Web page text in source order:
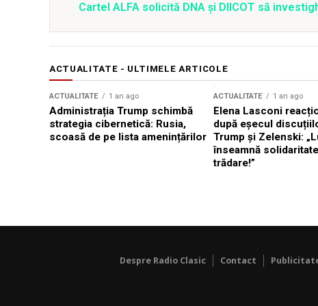
Cartel ALFA solicită DNA și DIICOT să
ACTUALITATE - ULTIMELE ARTICOLE
ACTUALITATE 1 an ago
Administrația Trump schimbă
strategia cibernetică: Rusia,
scoasă de pe lista amenințărilor
ACTUALITATE 1 an ago
Elena Lasconi
după eșecul
Trump și Zelenski:
înseamnă
trădare!”
Despre Radio Clasic Contact